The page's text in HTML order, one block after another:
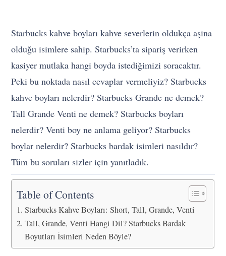
Starbucks kahve boyları kahve severlerin oldukça aşina
olduğu isimlere sahip. Starbucks’ta sipariş verirken
kasiyer mutlaka hangi boyda istediğimizi soracaktır.
Peki bu noktada nasıl cevaplar vermeliyiz? Starbucks
kahve boyları nelerdir? Starbucks Grande ne demek?
Tall Grande Venti ne demek? Starbucks boyları
nelerdir? Venti boy ne anlama geliyor? Starbucks
boylar nelerdir? Starbucks bardak isimleri nasıldır?
Tüm bu soruları sizler için yanıtladık.
Table of Contents
Starbucks Kahve Boyları: Short, Tall, Grande, Venti
Tall, Grande, Venti Hangi Dil? Starbucks Bardak
Boyutları İsimleri Neden Böyle?